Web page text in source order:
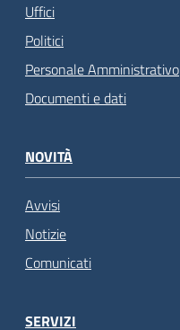
Uffici
Politici
Personale Amministrativo
Documenti e dati
NOVITÀ
Avvisi
Notizie
Comunicati
SERVIZI